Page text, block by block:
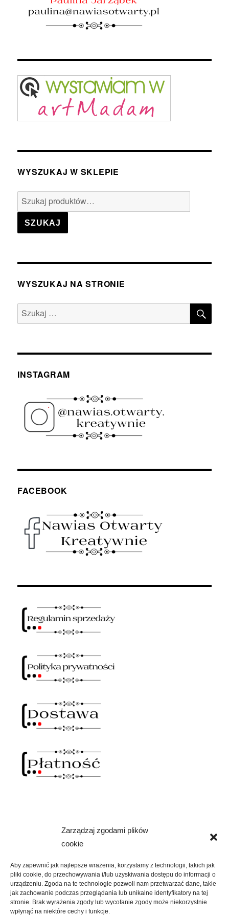
Zarządzaj zgodami plików
cookie
Aby zapewnić jak najlepsze wrażenia, korzystamy z technologii, takich jak
pliki cookie, do przechowywania i/lub uzyskiwania dostępu do informacji o
urządzeniu. Zgoda na te technologie pozwoli nam przetwarzać dane, takie
jak zachowanie podczas przeglądania lub unikalne identyfikatory na tej
stronie. Brak wyrażenia zgody lub wycofanie zgody może niekorzystnie
wpłynąć na niektóre cechy i funkcje.
WYSZUKAJ W SKLEPIE
Szukaj:
SZUKAJ
WYSZUKAJ NA STRONIE
Szukaj:
INSTAGRAM
FACEBOOK
NAWIAS OTWARTY
SKLEP
menu
potomne
KREATYWNIE
rozwiń
menu
potomne
KULTURALNIE
rozwiń